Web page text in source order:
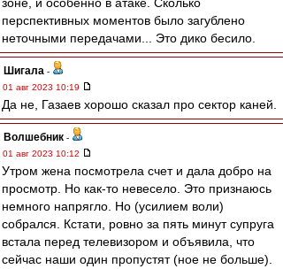
перспективных моментов было загублено
неточными передачами... Это дико бесило.
Шигала -
01 авг 2023 10:19
Да не, Газаев хорошо сказал про сектор каней.
Волшебник -
01 авг 2023 10:12
Утром жена посмотрела счет и дала добро на
просмотр. Но как-то невесело. Это признаюсь
немного напрягло. Но (усилием воли)
собрался. Кстати, ровно за пять минут супруга
встала перед телевизором и объявила, что
сейчас наши один пропустят (ное не больше).